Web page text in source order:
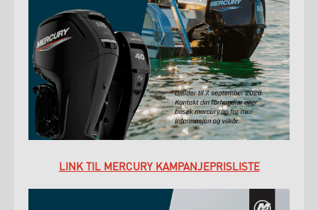
LINK TIL MERCURY KAMPANJEPRISLISTE